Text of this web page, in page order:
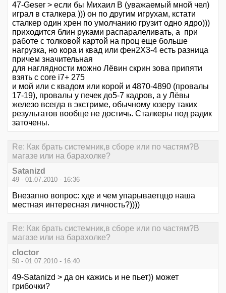
47-Geser > если бы Михаил В (уважаемый мной чел)
играл в сталкера ))) он по другим игрухам, кстати
сталкер один хрен по умолчанию грузит одно ядро)))
приходится блин руками распаралеливать, а при
работе с толковой картой на проц еще больше
нагрузка, но кора и квад или фен2Х3-4 есть разница
причем значительная
для наглядности можно Лёвин скрин зова припяти
взять с core i7+ 275
и мой или с квадом или корой и 4870-4890 (провалы
17-19), провалы у печек до5-7 кадров, а у Лёвы
железо всегда в экстриме, обычному юзеру таких
результатов вообще не достичь. Сталкеры под радик
заточены.
Re: Как брать системник,в сборе или по частям?В
магазе или на барахолке?
Satanizd
49 - 01.07.2010 - 16:36
Внезапно вопрос: хде и чем упарываетццо наша
местная интересная личность?))))
Re: Как брать системник,в сборе или по частям?В
магазе или на барахолке?
cloctor
50 - 01.07.2010 - 16:40
49-Satanizd > да он кажись и не пьет)) может
грибочки?